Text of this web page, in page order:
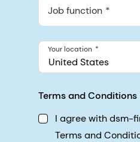
548 Market St Pmb 90375,
Job function
United States
Your location
Terms and Conditions
I agree with dsm-
Terms and